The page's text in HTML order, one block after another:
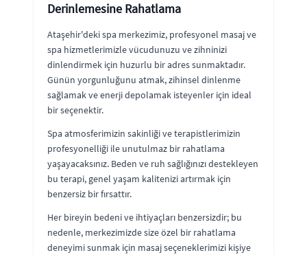
Derinlemesine Rahatlama
Ataşehir'deki spa merkezimiz, profesyonel masaj ve
spa hizmetlerimizle vücudunuzu ve zihninizi
dinlendirmek için huzurlu bir adres sunmaktadır.
Günün yorgunluğunu atmak, zihinsel dinlenme
sağlamak ve enerji depolamak isteyenler için ideal
bir seçenektir.
Spa atmosferimizin sakinliği ve terapistlerimizin
profesyonelliği ile unutulmaz bir rahatlama
yaşayacaksınız. Beden ve ruh sağlığınızı destekleyen
bu terapi, genel yaşam kalitenizi artırmak için
benzersiz bir fırsattır.
Her bireyin bedeni ve ihtiyaçları benzersizdir; bu
nedenle, merkezimizde size özel bir rahatlama
deneyimi sunmak için masaj seçeneklerimizi kişiye